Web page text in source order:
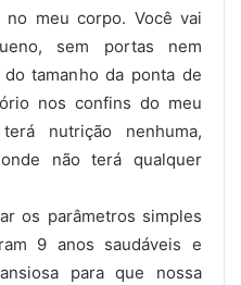
meu corpo. Você vai
sem portas nem
do tamanho da ponta de
nos confins do meu
nutrição nenhuma,
não terá qualquer
os parâmetros simples
9 anos saudáveis e
para que nossa